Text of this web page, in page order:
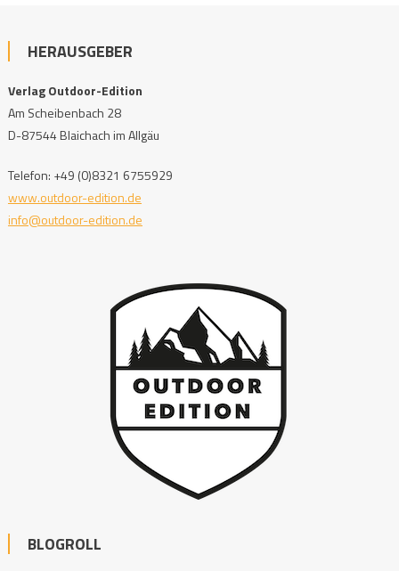
HERAUSGEBER
Verlag Outdoor-Edition
Am Scheibenbach 28
D-87544 Blaichach im Allgäu
Telefon: +49 (0)8321 6755929
www.outdoor-edition.de
info@outdoor-edition.de
BLOGROLL